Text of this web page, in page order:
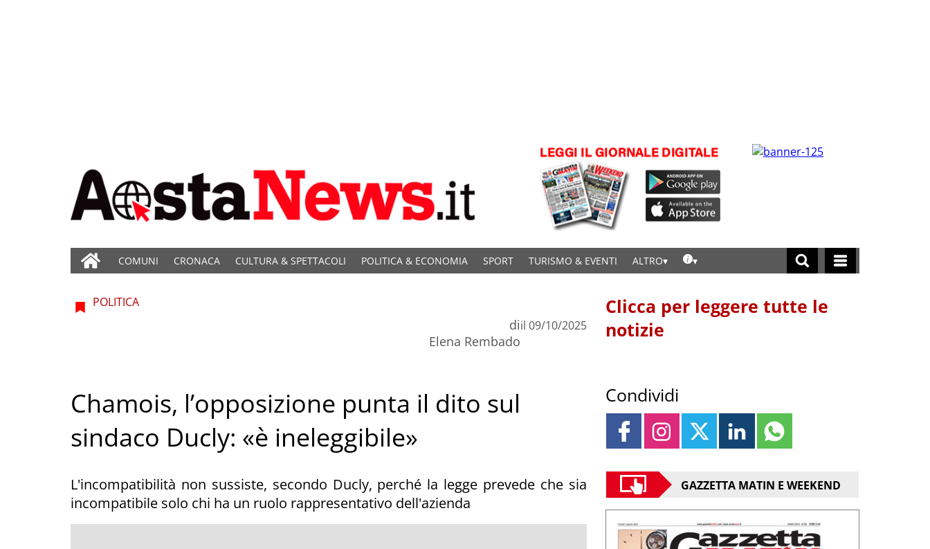
COMUNI CRONACA CULTURA & SPETTACOLI POLITICA & ECONOMIA SPORT TURISMO & EVENTI ALTRO
POLITICA
di
Elena Rembado
il 09/10/2025
Chamois, l’opposizione punta il dito sul
sindaco Ducly: «è ineleggibile»
L'incompatibilità non sussiste, secondo Ducly, perché la legge prevede che sia
incompatibile solo chi ha un ruolo rappresentativo dell'azienda
Clicca per leggere tutte le
notizie
Condividi
GAZZETTA MATIN E WEEKEND